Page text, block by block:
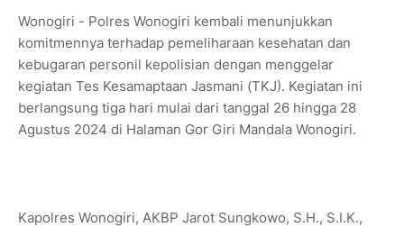
Wonogiri - Polres Wonogiri kembali menunjukkan
komitmennya terhadap pemeliharaan kesehatan dan
kebugaran personil kepolisian dengan menggelar
kegiatan Tes Kesamaptaan Jasmani (TKJ). Kegiatan ini
berlangsung tiga hari mulai dari tanggal 26 hingga 28
Agustus 2024 di Halaman Gor Giri Mandala Wonogiri.
Kapolres Wonogiri, AKBP Jarot Sungkowo, S.H., S.I.K.,